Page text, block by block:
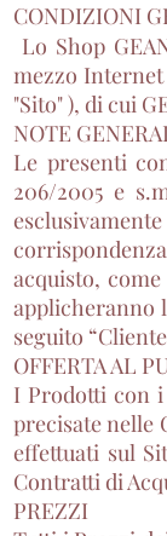
CONDIZIONI
Lo Shop
mezzo
"Sito" ), di cui
NOTE
Le presenti
206/2005 e
acquisto,
applicheranno
seguito
OFFERTA AL
I Prodotti con
precisate nelle
effettuati sul
Contratti di
PREZZI